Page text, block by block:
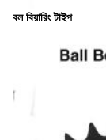
বল বিয়ারিং টাইপ